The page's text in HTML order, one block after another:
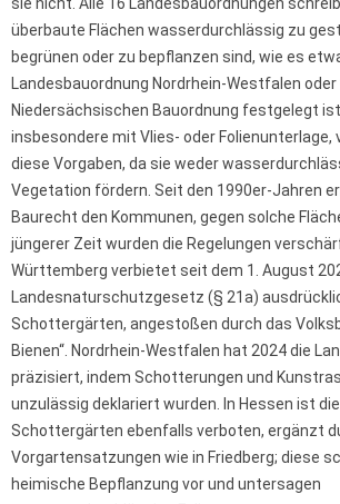
sie nicht. Alle 16 Landesbauordnungen
überbaute Flächen wasserdurchlässig zu
begrünen oder zu bepflanzen sind, wie es
Landesbauordnung Nordrhein-Westfalen oder
Niedersächsischen Bauordnung festgelegt
insbesondere mit Vlies- oder Folienunterlage,
diese Vorgaben, da sie weder
Vegetation fördern. Seit den 1990er-Jahren
Baurecht den Kommunen, gegen solche
jüngerer Zeit wurden die Regelungen
Württemberg verbietet seit dem 1. August
Landesnaturschutzgesetz (§ 21a)
Schottergärten, angestoßen durch das
Bienen“. Nordrhein-Westfalen hat 2024 die
präzisiert, indem Schotterungen und
unzulässig deklariert wurden. In Hessen ist
Schottergärten ebenfalls verboten, ergänzt
Vorgartensatzungen wie in Friedberg; diese
heimische Bepflanzung vor und untersagen